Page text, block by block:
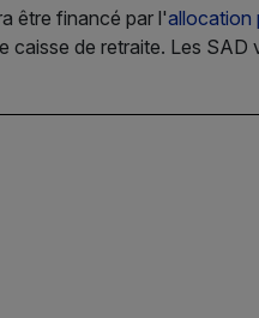
être financé par l'allocation
de retraite. Les